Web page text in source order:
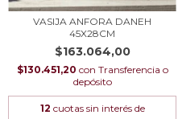
VASIJA ANFORA DANEH
45X28CM
$163.064,00
$130.451,20 con Transferencia o
depósito
12 cuotas sin interés de